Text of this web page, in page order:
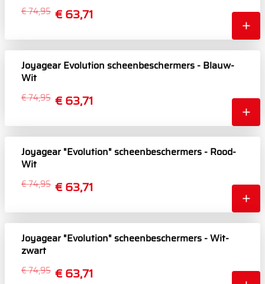
€ 63,71
€ 74,95
Joyagear Evolution scheenbeschermers - Blauw-
Wit
€ 63,71
€ 74,95
Joyagear "Evolution" scheenbeschermers - Rood-
Wit
€ 63,71
€ 74,95
Joyagear "Evolution" scheenbeschermers - Wit-
zwart
€ 63,71
€ 74,95